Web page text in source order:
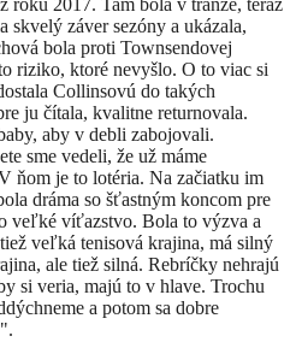
roku 2017. Tam bola v tranze, teraz
skvelý záver sezóny a ukázala,
bola proti Townsendovej
riziko, ktoré nevyšlo. O to viac si
Collinsovú do takých
ju čítala, kvalitne returnovala.
aby v debli zabojovali.
sme vedeli, že už máme
ňom je to lotéria. Na začiatku im
dráma so šťastným koncom pre
veľké víťazstvo. Bola to výzva a
veľká tenisová krajina, má silný
ale tiež silná. Rebríčky nehrajú
si veria, majú to v hlave. Trochu
a potom sa dobre